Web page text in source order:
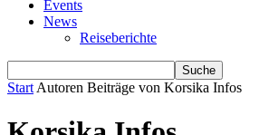
Events
News
Reiseberichte
Start Autoren Beiträge von Korsika Infos